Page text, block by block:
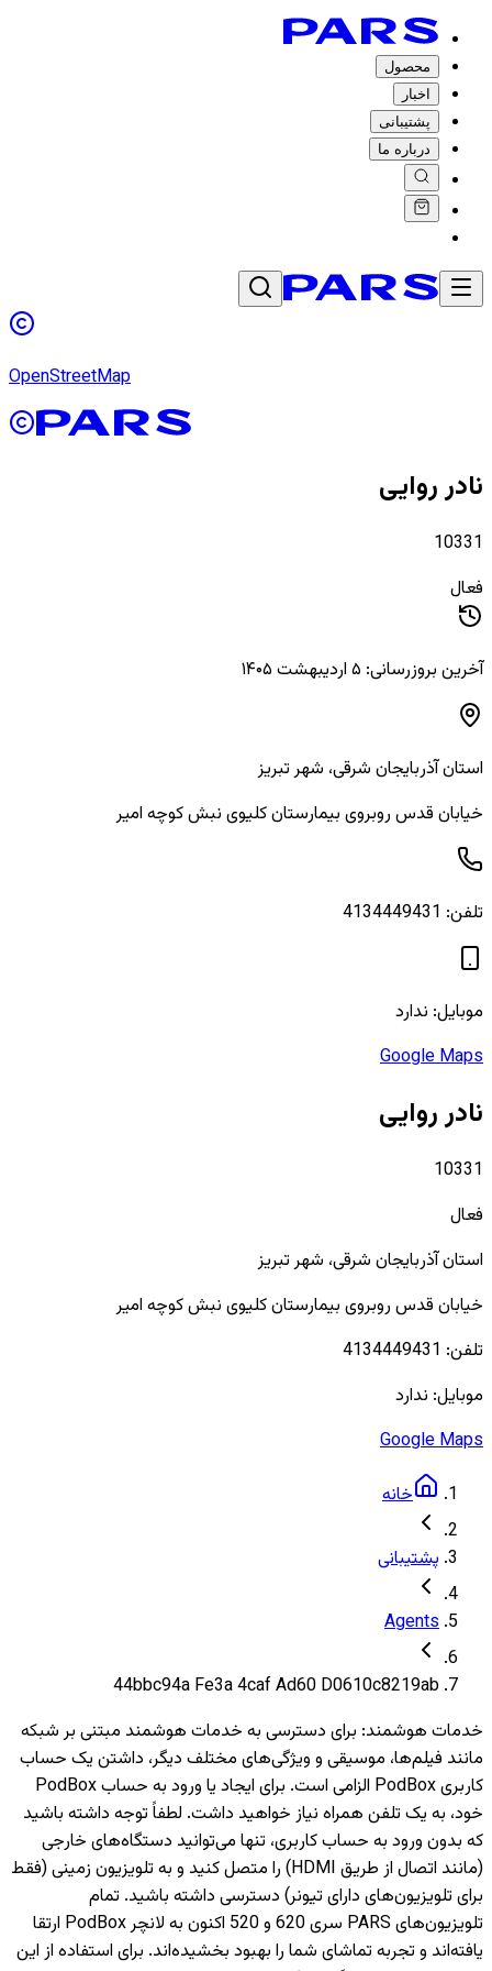
محصول
اخبار
پشتیبانی
درباره ما
OpenStreetMap
نادر روایی
10331
فعال
آخرین بروزرسانی: ۵ اردیبهشت ۱۴۰۵
استانآذربایجان شرقی، شهرتبریز
خیابان قدس روبروی بیمارستان کلیوی نبش کوچه امیر
تلفن: 4134449431
موبایل: ندارد
Google Maps
نادر روایی
10331
فعال
استانآذربایجان شرقی، شهرتبریز
خیابان قدس روبروی بیمارستان کلیوی نبش کوچه امیر
تلفن: 4134449431
موبایل: ندارد
Google Maps
خانه
پشتیبانی
Agents
44bbc94a Fe3a 4caf Ad60 D0610c8219ab
خدمات هوشمند: برای دسترسی به خدمات هوشمند مبتنی بر شبکه
مانند فیلم‌ها، موسیقی و ویژگی‌های مختلف دیگر، داشتن یک حساب
کاربری PodBox الزامی است. برای ایجاد یا ورود به حساب PodBox
خود، به یک تلفن همراه نیاز خواهید داشت. لطفاً توجه داشته باشید
که بدون ورود به حساب کاربری، تنها می‌توانید دستگاه‌های خارجی
(مانند اتصال از طریق HDMI) را متصل کنید و به تلویزیون‌ زمینی (فقط
برای تلویزیون‌های دارای تیونر) دسترسی داشته باشید. تمام
تلویزیون‌های PARS سری 620 و 520 اکنون به لانچر PodBox ارتقا
یافته‌اند و تجربه تماشای شما را بهبود بخشیده‌اند. برای استفاده از این